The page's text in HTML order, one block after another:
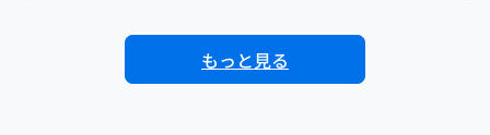
もっと見る